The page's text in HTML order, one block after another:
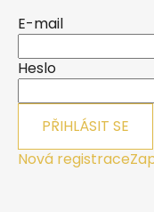
E-mail
Heslo
PŘIHLÁSIT SE
Nová registrace